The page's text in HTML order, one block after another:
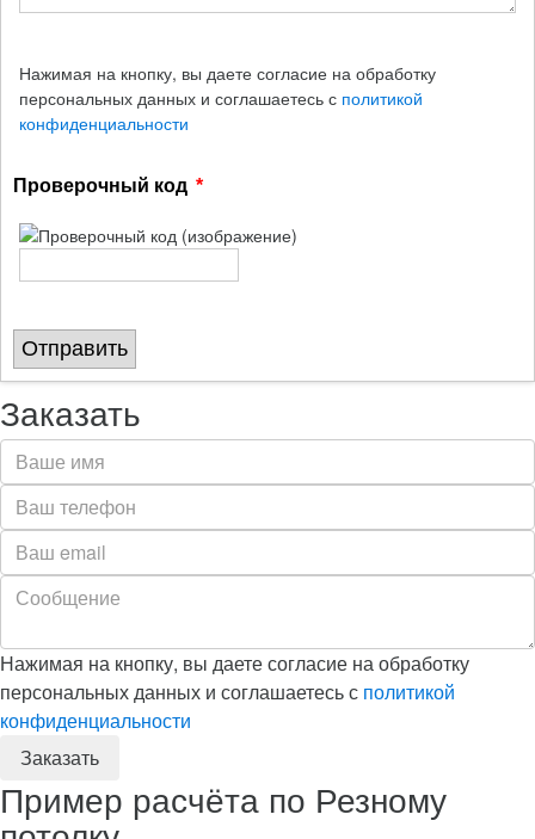
Нажимая на кнопку, вы даете согласие на обработку
персональных данных и соглашаетесь с политикой
конфиденциальности
Проверочный код
Отправить
Заказать
Нажимая на кнопку, вы даете согласие на обработку
персональных данных и соглашаетесь с политикой
конфиденциальности
Пример расчёта по Резному